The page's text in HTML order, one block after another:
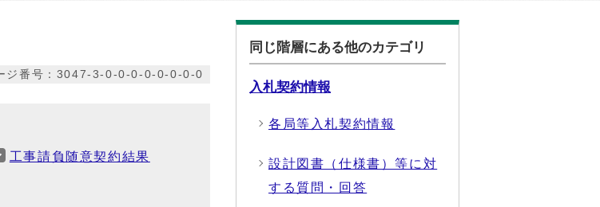
ジ番号：3047-3-0-0-0-0-0-0-0-0
工事請負随意契約結果
同じ階層にある他のカテゴリ
入札契約情報
各局等入札契約情報
設計図書（仕様書）等に対
する質問・回答